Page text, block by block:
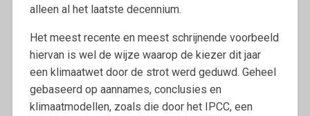
alleen al het laatste decennium.
Het meest recente en meest schrijnende voorbeeld
hiervan is wel de wijze waarop de kiezer dit jaar
een klimaatwet door de strot werd geduwd. Geheel
gebaseerd op aannames, conclusies en
klimaatmodellen, zoals die door het IPCC, een